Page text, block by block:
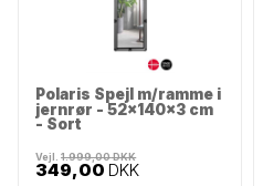
Polaris Spejl m/ramme i
jernrør - 52x140x3 cm
- Sort
349,00 DKK
Vejl.1.999,00DKK